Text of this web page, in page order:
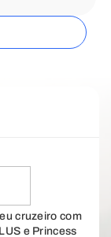
cruzeiro com
e Princess